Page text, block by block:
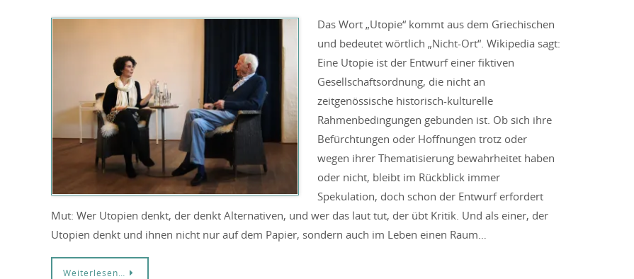
Das Wort „Utopie“ kommt aus dem Griechischen
und bedeutet wörtlich „Nicht-Ort“. Wikipedia sagt:
Eine Utopie ist der Entwurf einer fiktiven
Gesellschaftsordnung, die nicht an
zeitgenössische historisch-kulturelle
Rahmenbedingungen gebunden ist. Ob sich ihre
Befürchtungen oder Hoffnungen trotz oder
wegen ihrer Thematisierung bewahrheitet haben
oder nicht, bleibt im Rückblick immer
Spekulation, doch schon der Entwurf erfordert
Mut: Wer Utopien denkt, der denkt Alternativen, und wer das laut tut, der übt Kritik. Und als einer, der
Utopien denkt und ihnen nicht nur auf dem Papier, sondern auch im Leben einen Raum…
Weiterlesen…